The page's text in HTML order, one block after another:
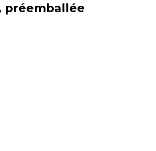
préemballée